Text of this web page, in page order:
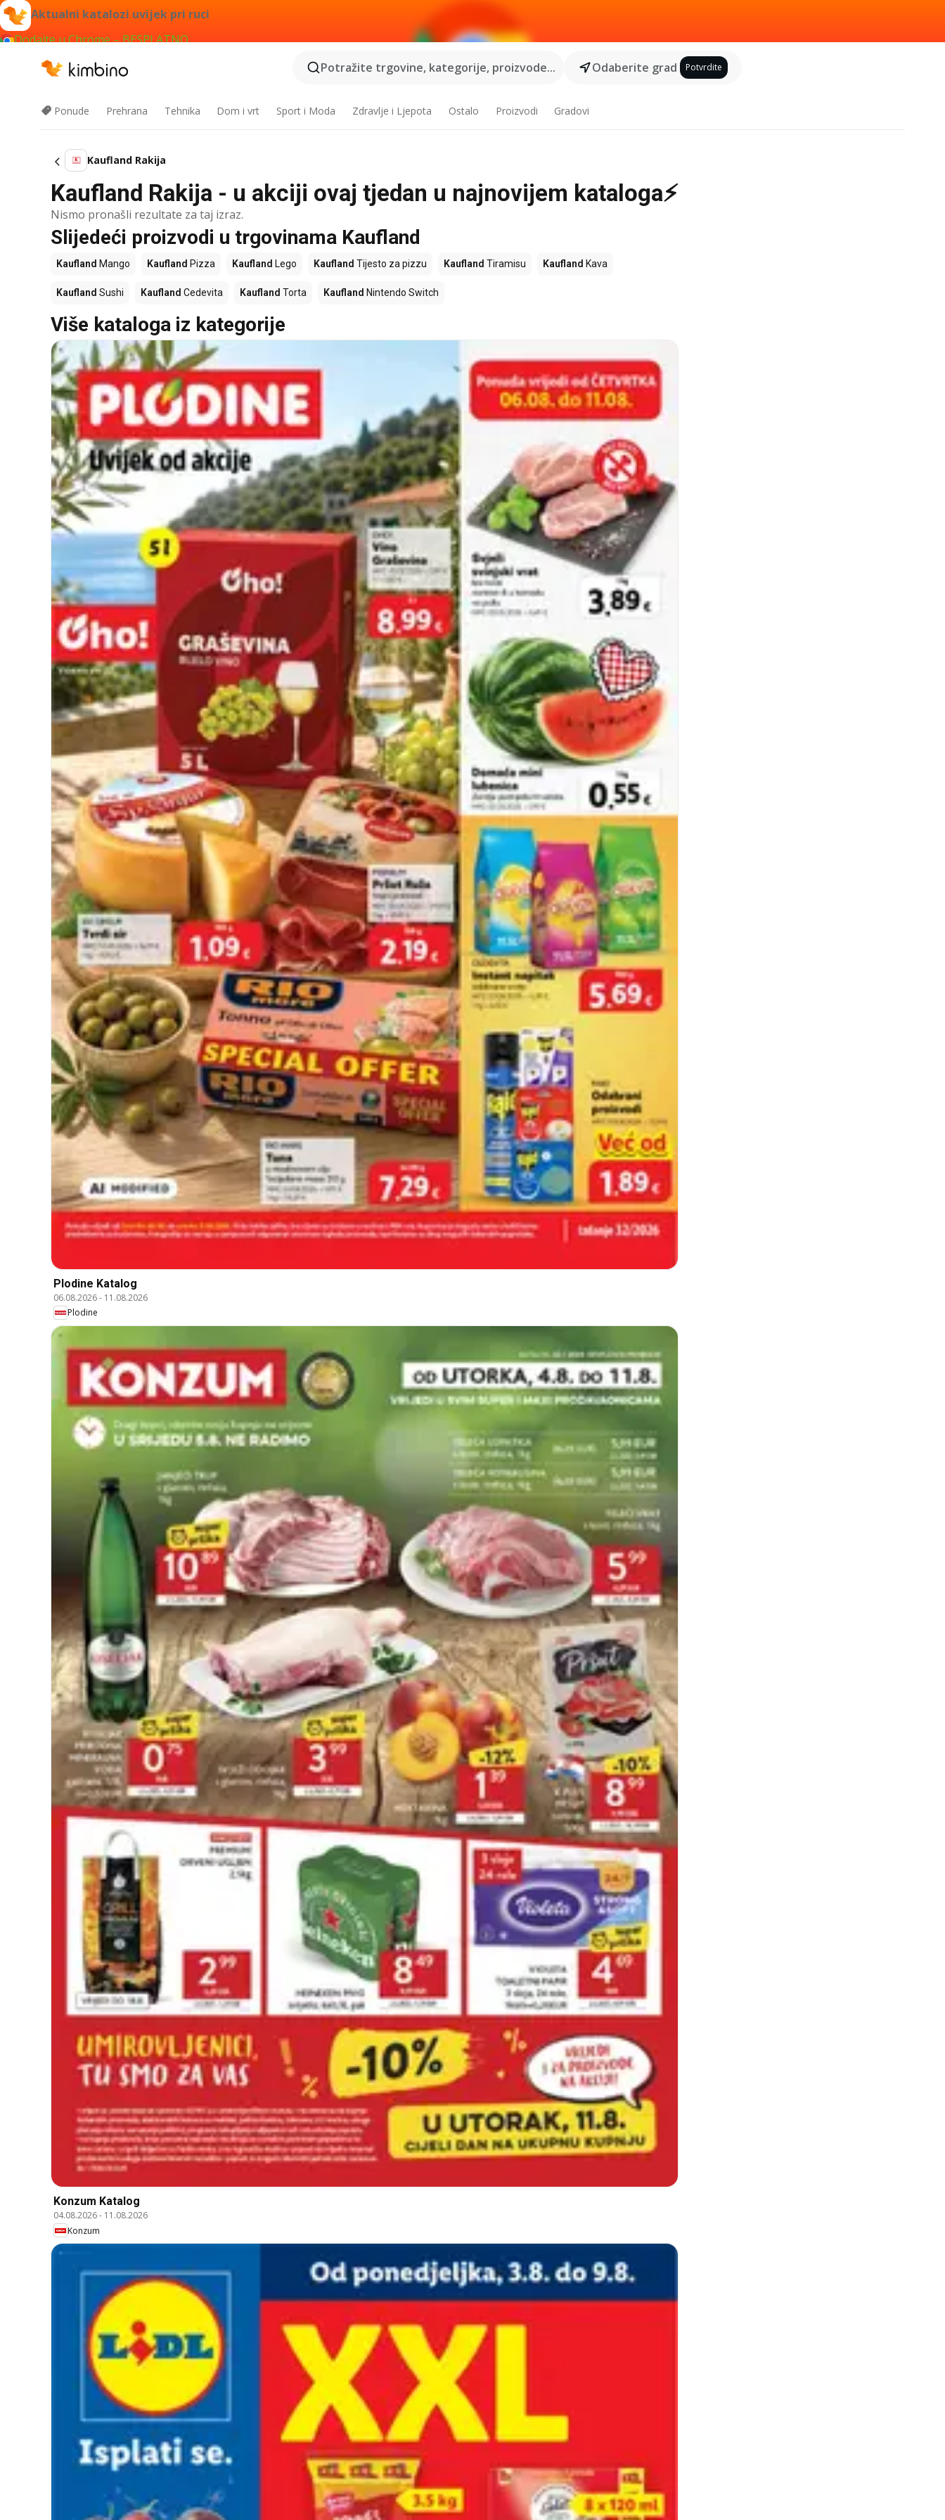
Aktualni katalozi uvijek pri ruci
Dodajte u Chrome – BESPLATNO
Potražite trgovine, kategorije, proizvode...
Odaberite grad Potvrdite
Ponude Prehrana Tehnika Dom i vrt Sport i Moda Zdravlje i Ljepota Ostalo Proizvodi Gradovi
Kaufland Rakija
Kaufland Rakija - u akciji ovaj tjedan u najnovijem kataloga⚡
Nismo pronašli rezultate za taj izraz.
Slijedeći proizvodi u trgovinama Kaufland
Kaufland Mango Kaufland Pizza Kaufland Lego Kaufland Tijesto za pizzu Kaufland Tiramisu Kaufland Kava
Kaufland Sushi Kaufland Cedevita Kaufland Torta Kaufland Nintendo Switch
Više kataloga iz kategorije
Plodine Katalog
06.08.2026- 11.08.2026
Plodine
Konzum Katalog
04.08.2026- 11.08.2026
Konzum